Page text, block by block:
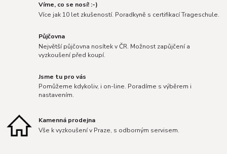
Víme, co se nosí! :-)
Více jak 10 let zkušeností. Poradkyně s certifikací Trageschule.
Půjčovna
Největší půjčovna nosítek v ČR. Možnost zapůjčení a
vyzkoušení před koupí.
Jsme tu pro vás
Pomůžeme kdykoliv, i on-line. Poradíme s výběrem i
nastavením.
Kamenná prodejna
Vše k vyzkoušení v Praze, s odborným servisem.